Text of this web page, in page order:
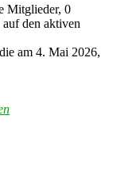
Mitglieder, 0
den aktiven
am 4. Mai 2026,